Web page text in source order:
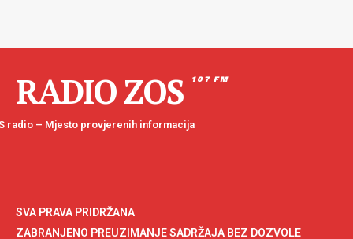
RADIO ZOS 107 FM
radio – Mjesto provjerenih informacija
SVA PRAVA PRIDRŽANA
ZABRANJENO PREUZIMANJE SADRŽAJA BEZ DOZVOLE